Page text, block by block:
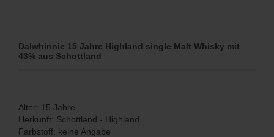
Dalwhinnie 15 Jahre Highland single Malt Whisky mit
43% aus Schottland
Alter: 15 Jahre
Herkunft: Schottland - Highland
Farbstoff: keine Angabe